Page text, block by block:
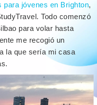
para jóvenes en Brighton,
Todo comenzó
para volar hasta
me recogió un
la que sería mi casa